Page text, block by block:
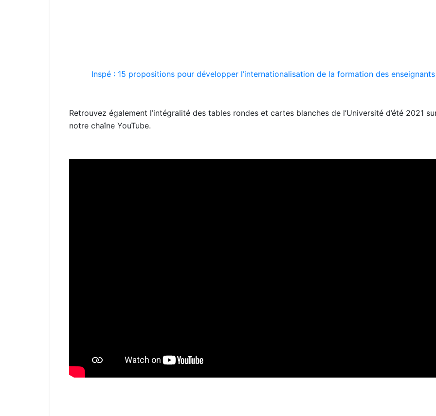
Inspé : 15 propositions pour développer l’internationalisation de la formation des enseignants
Retrouvez également l’intégralité des tables rondes et cartes blanches de l’Université d’été 2021
notre chaîne YouTube.